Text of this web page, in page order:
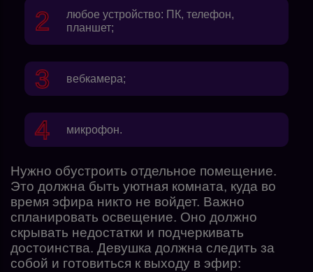
любое устройство: ПК, телефон,
планшет;
вебкамера;
микрофон.
Нужно обустроить отдельное помещение.
Это должна быть уютная комната, куда во
время эфира никто не войдет. Важно
спланировать освещение. Оно должно
скрывать недостатки и подчеркивать
достоинства. Девушка должна следить за
собой и готовиться к выходу в эфир: